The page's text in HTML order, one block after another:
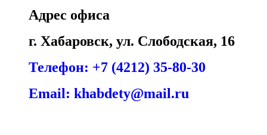
Адрес офиса
г. Хабаровск, ул. Слободская, 16
Телефон: +7 (4212) 35-80-30
Email: khabdety@mail.ru